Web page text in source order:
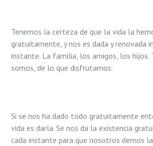
Tenemos la certeza de que la vida la
gratuitamente, y nos es dada y renovada
instante. La familia, los amigos, los hijos.
somos, de lo que disfrutamos.
Si se nos ha dado todo gratuitamente
vida es darla. Se nos da la existencia
cada instante para que nosotros demos